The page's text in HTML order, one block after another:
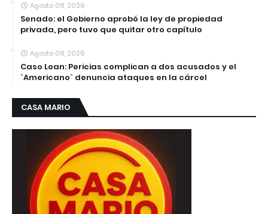
Agosto 08, 2026
Senado: el Gobierno aprobó la ley de propiedad
privada, pero tuvo que quitar otro capítulo
Agosto 08, 2026
Caso Loan: Pericias complican a dos acusados y el
`Americano` denuncia ataques en la cárcel
CASA MARIO